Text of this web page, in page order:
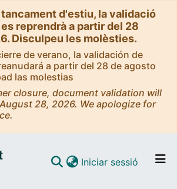
d'estiu, la validació
reprendrà a partir del 28
Disculpeu les molèsties.
de verano, la validación de
a partir del 28 de agosto
las molestias
closure, document validation will
28, 2026. We apologize for
Iniciar sessió (current)